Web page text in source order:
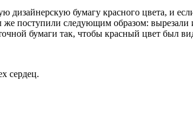
дизайнерскую бумагу красного цвета, и
поступили следующим образом:
бумаги так, чтобы красный цвет был
сердец.